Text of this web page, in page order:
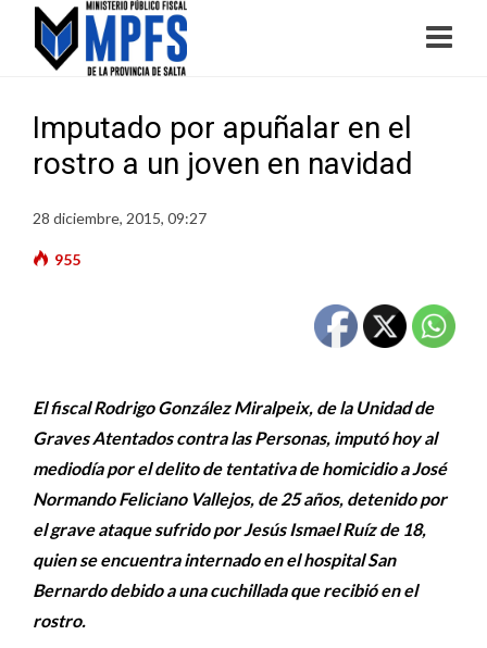
Imputado por apuñalar en el
rostro a un joven en navidad
28 diciembre, 2015, 09:27
955
El fiscal Rodrigo González Miralpeix, de la Unidad de
Graves Atentados contra las Personas, imputó hoy al
mediodía por el delito de tentativa de homicidio a José
Normando Feliciano Vallejos, de 25 años, detenido por
el grave ataque sufrido por Jesús Ismael Ruíz de 18,
quien se encuentra internado en el hospital San
Bernardo debido a una cuchillada que recibió en el
rostro.